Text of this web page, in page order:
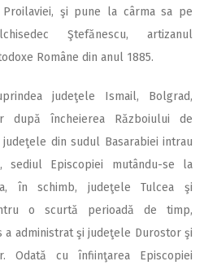
şi pune la cârma sa pe
Ştefănescu, artizanul
Române din anul 1885.
judeţele Ismail, Bolgrad,
după încheierea Războiului de
din sudul Basarabiei intrau
sediul Episcopiei mutându-se la
în schimb, judeţele Tulcea şi
o scurtă perioadă de timp,
a administrat şi judeţele Durostor şi
Odată cu înfiinţarea Episcopiei